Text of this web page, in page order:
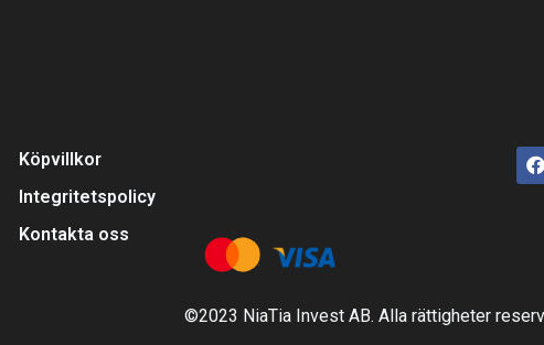
Köpvillkor
Integritetspolicy
Kontakta oss
©2023 NiaTia Invest AB. Alla rättigheter